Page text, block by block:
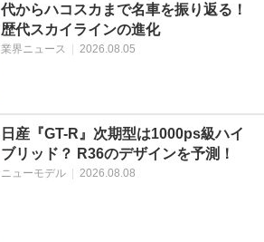
代からハコスカまで名車を振り返る！
歴代スカイラインの進化
業界ニュース 2026.08.05
日産『GT-R』次期型は1000ps級ハイ
ブリッド？ R36のデザインを予測！
ニューモデル 2026.08.08